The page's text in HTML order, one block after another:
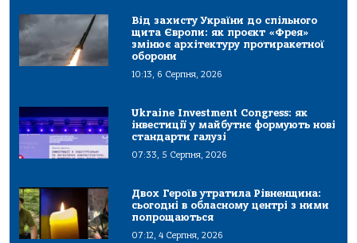
Від захисту України до спільного
щита Європи: як проєкт «Фрея»
змінює архітектуру протиракетної
оборони
10:13, 6 Серпня, 2026
Ukraine Investment Congress: як
інвестиції у майбутнє формують нові
стандарти галузі
07:33, 5 Серпня, 2026
Двох Героїв утратила Рівненщина:
сьогодні в обласному центрі з ними
попрощаються
07:12, 4 Серпня, 2026